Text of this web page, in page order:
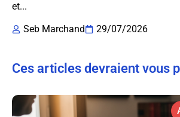
et...
Seb Marchand
29/07/2026
Ces articles devraient vous